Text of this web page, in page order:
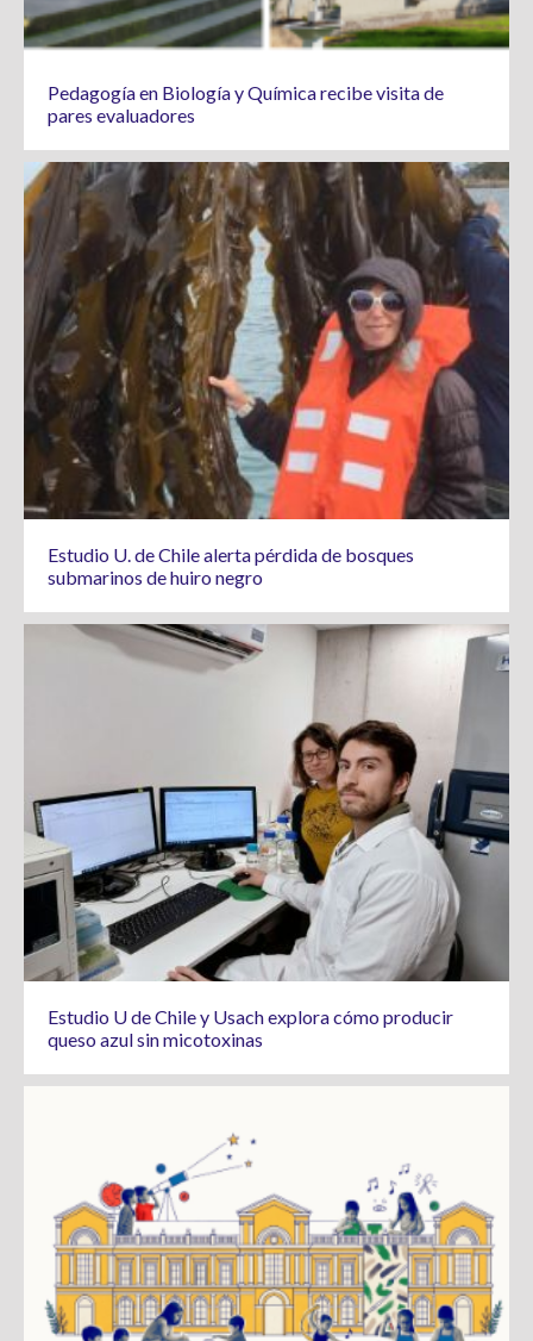
Pedagogía en Biología y Química recibe visita de
pares evaluadores
Estudio U. de Chile alerta pérdida de bosques
submarinos de huiro negro
Estudio U de Chile y Usach explora cómo producir
queso azul sin micotoxinas